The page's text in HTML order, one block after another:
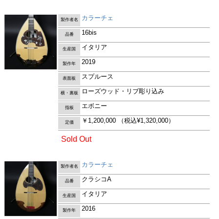
製作者名 カラーチェ
品番 16bis
生産国 イタリア
製作年 2019
表面板 スプルース
横・裏板 ローズウッド・リブ彫り込み
指板 エボニー
定価 ￥1,200,000 （税込¥1,320,000）
Sold Out
製作者名 カラーチェ
品番 クラシコA
生産国 イタリア
製作年 2016